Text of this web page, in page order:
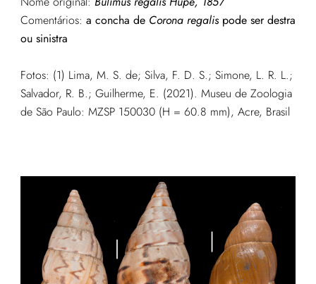
Comentários: a concha de Corona regalispode ser destra
ou sinistra
Fotos: (1) Lima, M. S. de; Silva, F. D. S.; Simone, L. R. L.;
Salvador, R. B.; Guilherme, E. (2021). Museu de Zoologia
de São Paulo: MZSP 150030 (H = 60.8 mm), Acre, Brasil